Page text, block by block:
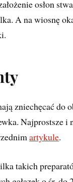
osłon
A na wiosnę
zniechęcać do
Najprostsze
artykule.
takich